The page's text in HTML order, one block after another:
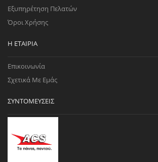
Εξυπηρέτηση Πελατών
Όροι Χρήσης
Η ΕΤΑΙΡΊΑ
Επικοινωνία
Σχετικά Με Εμάς
ΣΥΝΤΟΜΕΎΣΕΙΣ